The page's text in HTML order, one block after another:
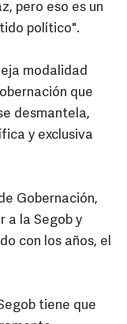
pero eso es un
político".
modalidad
que
desmantela,
y exclusiva
Gobernación,
a la Segob y
con los años, el
tiene que